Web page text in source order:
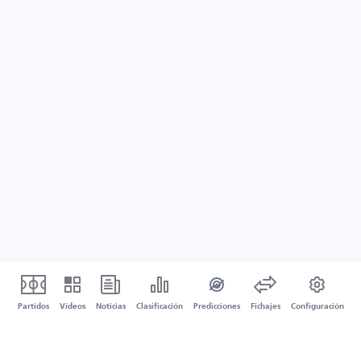
Partidos Vídeos Noticias Clasificación Predicciones Fichajes Configuración